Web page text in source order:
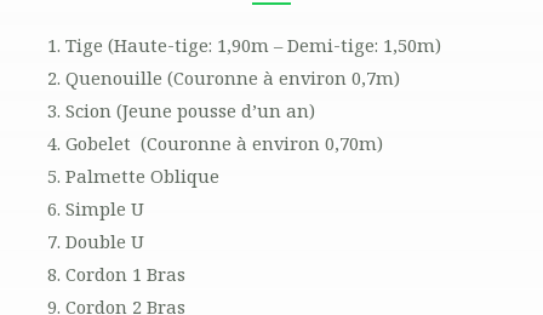
Tige (Haute-tige: 1,90m – Demi-tige: 1,50m)
Quenouille (Couronne à environ 0,7m)
Scion (Jeune pousse d’un an)
Gobelet (Couronne à environ 0,70m)
Palmette Oblique
Simple U
Double U
Cordon 1 Bras
Cordon 2 Bras